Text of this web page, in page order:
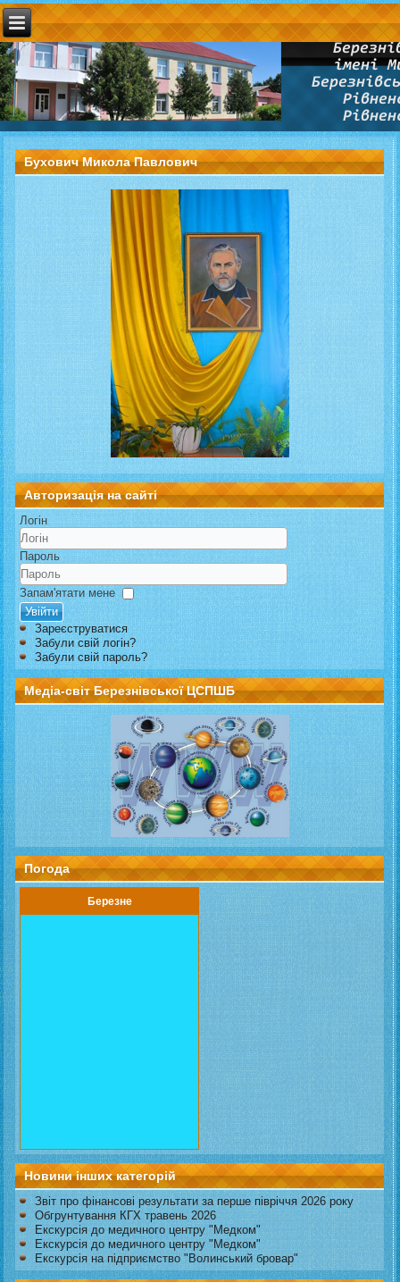
Бухович Микола Павлович
Авторизація на сайті
Логін
Пароль
Запам'ятати мене
Увійти
Зареєструватися
Забули свій логін?
Забули свій пароль?
Медіа-світ Березнівської ЦСПШБ
Погода
Березне
Новини інших категорій
Звіт про фінансові результати за перше півріччя 2026 року
Обгрунтування КГХ травень 2026
Екскурсія до медичного центру "Медком"
Екскурсія до медичного центру "Медком"
Екскурсія на підприємство "Волинський бровар"